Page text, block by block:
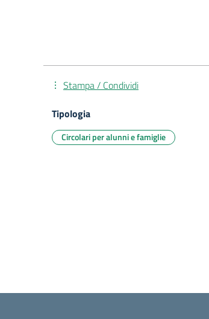
Stampa / Condividi
Tipologia
Circolari per alunni e famiglie